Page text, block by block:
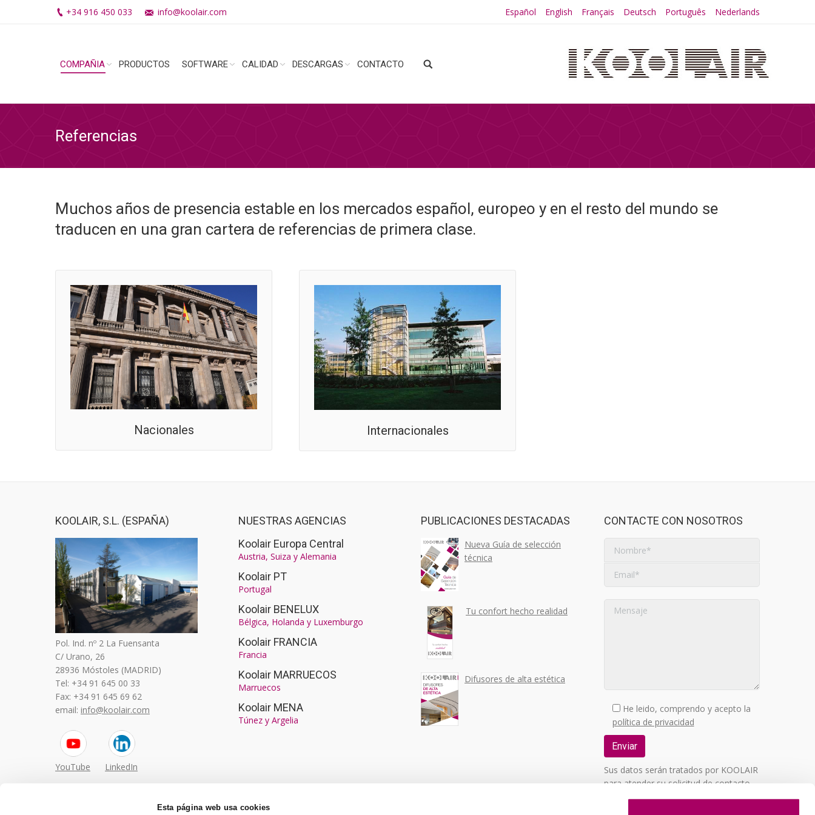
Esta página web usa cookies
+34 916 450 033 info@koolair.com Español English Français Deutsch Português Nederlands
COMPAÑIA PRODUCTOS SOFTWARE CALIDAD DESCARGAS CONTACTO
Referencias
Muchos años de presencia estable en los mercados español, europeo y en el resto del mundo se
traducen en una gran cartera de referencias de primera clase.
Nacionales Internacionales
KOOLAIR, S.L. (ESPAÑA)
Pol. Ind. nº 2 La Fuensanta
C/ Urano, 26
28936 Móstoles (MADRID)
Tel: +34 91 645 00 33
Fax: +34 91 645 69 62
email: info@koolair.com
YouTube LinkedIn
NUESTRAS AGENCIAS
Koolair Europa Central
Austria, Suiza y Alemania
Koolair PT
Portugal
Koolair BENELUX
Bélgica, Holanda y Luxemburgo
Koolair FRANCIA
Francia
Koolair MARRUECOS
Marruecos
Koolair MENA
Túnez y Argelia
PUBLICACIONES DESTACADAS
Nueva Guía de selección
técnica
Tu confort hecho realidad
Difusores de alta estética
CONTACTE CON NOSOTROS
He leido, comprendo y acepto la
política de privacidad
Sus datos serán tratados por KOOLAIR
para atender su solicitud de contacto.
Podrá ejercer sus derechos de acceso,